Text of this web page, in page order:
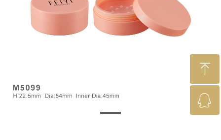
ꁸ
回到顶部
ꁗ